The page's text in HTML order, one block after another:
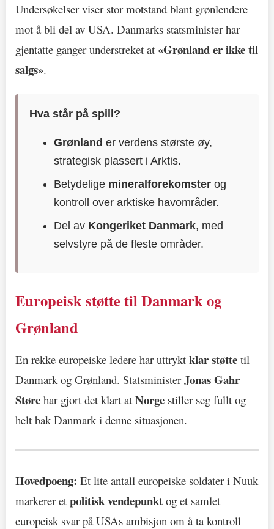
Undersøkelser viser stor motstand blant grønlendere
mot å bli del av USA. Danmarks statsminister har
gjentatte ganger understreket at «Grønland er ikke til
salgs».
Hva står på spill?
Grønland er verdens største øy,
strategisk plassert i Arktis.
Betydelige mineralforekomster og
kontroll over arktiske havområder.
Del av Kongeriket Danmark, med
selvstyre på de fleste områder.
Europeisk støtte til Danmark og
Grønland
En rekke europeiske ledere har uttrykt klar støtte til
Danmark og Grønland. StatsministerJonas Gahr
Støre har gjort det klart at Norge stiller seg fullt og
helt bak Danmark i denne situasjonen.
Hovedpoeng: Et lite antall europeiske soldater i Nuuk
markerer et politisk vendepunkt og et samlet
europeisk svar på USAs ambisjon om å ta kontroll